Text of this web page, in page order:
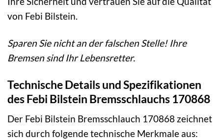
von Febi Bilstein.
Sparen Sie nicht an der falschen Stelle! Ihre
Bremsen sind Ihr Lebensretter.
Technische Details und Spezifikationen
des Febi Bilstein Bremsschlauchs 170868
Der Febi Bilstein Bremsschlauch 170868 zeichnet
sich durch folgende technische Merkmale aus: